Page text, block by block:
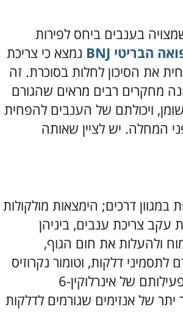
בענבים ביחס לפירות
נמצא כי צריכת
להפחית את הסיכון לחלות בסוכרת. זה
מחקרים רבים מראים שהגורם
ויכולתם של הענבים להפחית
המחלה. יש לציין שאותה
דרכים; הימצאות מולקולות
עקב צריכת ענבים, ביניהן
המוח ולהעלות את חום הגוף,
לתסמיני דלקות, וטומור נקרוזיס
פקטור אלפא שגורם גם הוא לדלקות ואף מעודד את פעילותם של אינרלוקין-6
ייצור יתר של אנזימים שגורמים לדלקות